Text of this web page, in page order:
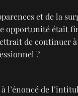
et de la
opportunité était
de continuer
?
l’énoncé de